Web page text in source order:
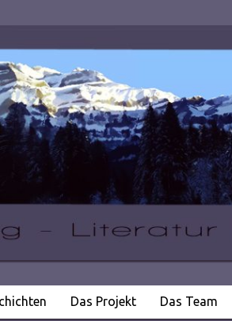
Das Projekt Das Team